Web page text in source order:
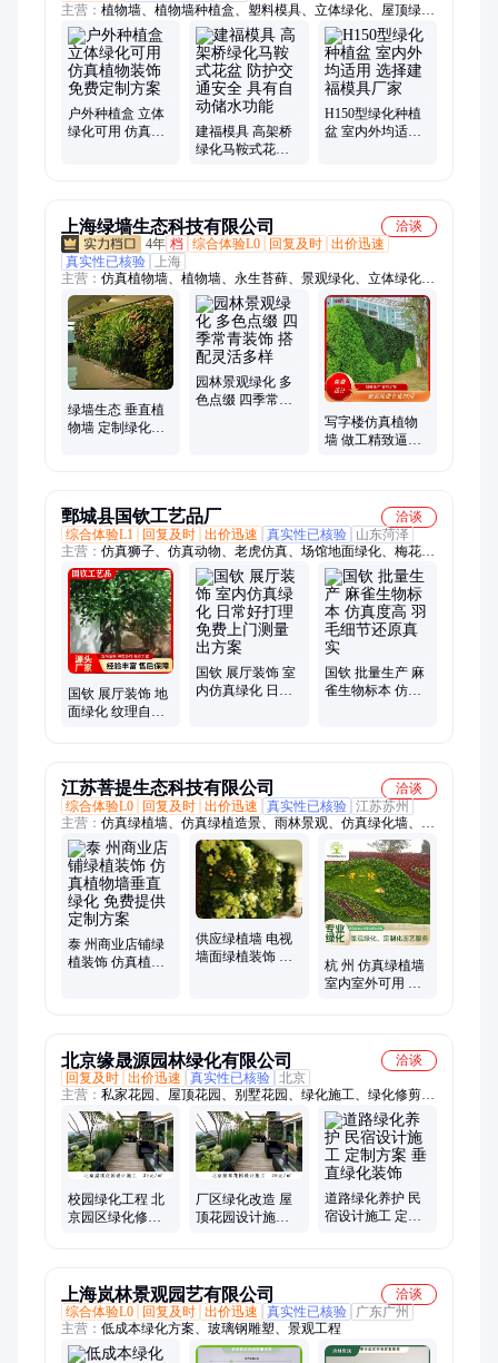
主营： 植物墙、植物墙种植盒、塑料模具、立体绿化、屋顶绿
化、立体绿化种植盒、屋顶绿化花盆、高架桥花盆、种植盆、大
花盆、仿真植物墙、绿植花盆、绿萝花盆、盆景花盆
户外种植盒 立体
绿化可用 仿真植
建福模具 高架桥
绿化马鞍式花盆
H150型绿化种植
盆 室内外均适用
上海绿墙生态科技有限公司
洽谈
4年 档 综合体验L0 回复及时 出价迅速
真实性已核验
上海
主营： 仿真植物墙、植物墙、永生苔藓、景观绿化、立体绿化、
垂直绿化、屋顶绿化、永生苔藓装饰、绿化植物墙、室内景观、
仿真植物、植物绿墙、仿真绿植墙、小景观、永生鹿角苔藓、永
生白发藓、仿真绿植、室内小景观、室外景观、水陆造景、永生
大灰藓、永生星星藓、生态植物墙、室外植物墙
绿墙生态 垂直植
物墙 定制绿化方
园林景观绿化 多
色点缀 四季常青
写字楼仿真植物
墙 做工精致逼真
鄄城县国钦工艺品厂
洽谈
综合体验L1
回复及时 出价迅速 真实性已核验
山东菏泽
主营： 仿真狮子、仿真动物、老虎仿真、场馆地面绿化、梅花鹿
仿真、大熊猫仿真、仿真动物模型、仿真动物标本、仿真恐龙、
仿真植物墙、动物标本、仿真景观树、腊叶植物标本、金猫标
本、恐龙模型、仿真鸟类、仿真骆驼、仿真北极熊、仿真丹顶
鹤、电动机械马、仿真动物雕塑、动物仿真模型、仿真动物表演
服、动物仿真
国钦 展厅装饰 地
面绿化 纹理自然
国钦 展厅装饰 室
内仿真绿化 日常
国钦 批量生产 麻
雀生物标本 仿真
江苏菩提生态科技有限公司
洽谈
综合体验L0
回复及时 出价迅速 真实性已核验 江苏苏州
主营： 仿真绿植墙、仿真绿植造景、雨林景观、仿真绿化墙、桌
面景观、景观仿真墙、仿真苔藓墙、景观工程墙、生态雨林缸、
植物雕塑景观、树木景观仿真、雨林生态景观、植物墙、水陆景
观
泰 州商业店铺绿
植装饰 仿真植物
供应绿植墙 电视
墙面绿植装饰 仿
杭 州 仿真绿植墙
室内室外可用 上
北京缘晟源园林绿化有限公司
洽谈
回复及时 出价迅速 真实性已核验 北京
主营： 私家花园、屋顶花园、别墅花园、绿化施工、绿化修剪、
园林绿化设计、绿化景观改造、树木修剪、快递物流、景观设
计、施工别墅、庭院民宿改造
校园绿化工程 北
京园区绿化修剪
厂区绿化改造 屋
顶花园设计施工
道路绿化养护 民
宿设计施工 定制
上海岚林景观园艺有限公司
洽谈
综合体验L0
回复及时 出价迅速 真实性已核验
广东广州
主营： 低成本绿化方案、玻璃钢雕塑、景观工程